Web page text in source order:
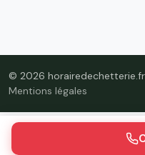
© 2026 horairedechetterie.fr
Mentions légales